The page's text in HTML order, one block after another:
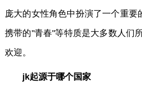
庞大的女性角色中扮演了一个重要
携带的"青春"等特质是大多数人们
欢迎。
jk起源于哪个国家